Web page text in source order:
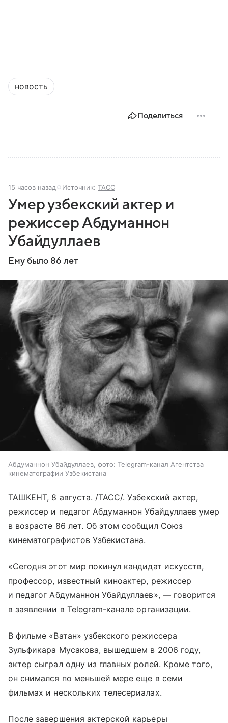
новость
Поделиться
15 часов назад Источник: ТАСС
Умер узбекский актер и
режиссер Абдуманнон
Убайдуллаев
Ему было 86 лет
Абдуманнон Убайдуллаев, фото: Telegram-канал Агентства
кинематографии Узбекистана
ТАШКЕНТ, 8 августа. /ТАСС/. Узбекский актер,
режиссер и педагог Абдуманнон Убайдуллаев умер
в возрасте 86 лет. Об этом сообщил Союз
кинематографистов Узбекистана.
«Сегодня этот мир покинул кандидат искусств,
профессор, известный киноактер, режиссер
и педагог Абдуманнон Убайдуллаев», — говорится
в заявлении в Telegram-канале организации.
В фильме «Ватан» узбекского режиссера
Зульфикара Мусакова, вышедшем в 2006 году,
актер сыграл одну из главных ролей. Кроме того,
он снимался по меньшей мере еще в семи
фильмах и нескольких телесериалах.
После завершения актерской карьеры